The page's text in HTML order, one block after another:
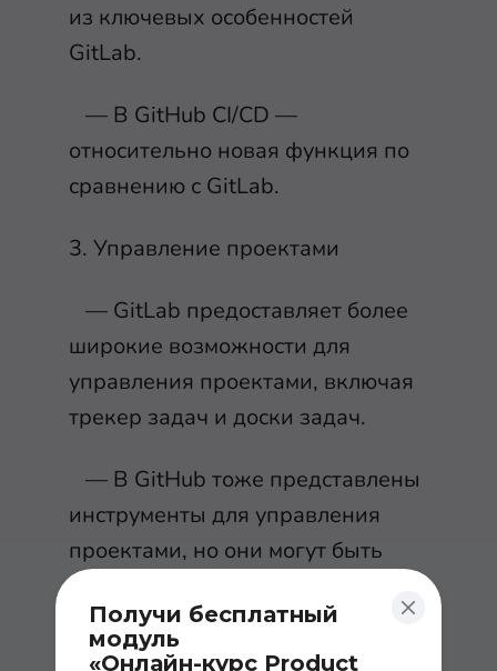
Получи бесплатный
модуль
«Онлайн-курс Product
из ключевых особенностей
GitLab.
— В GitHub CI/CD —
относительно новая функция по
сравнению с GitLab.
3. Управление проектами
— GitLab предоставляет более
широкие возможности для
управления проектами, включая
трекер задач и доски задач.
— В GitHub тоже представлены
инструменты для управления
проектами, но они могут быть
менее обширными по сравнению
с GitLab.